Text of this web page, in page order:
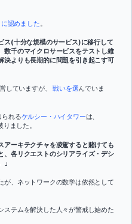
認めました
ス(十分な規模のサービス)に移行して
数千のマイクロサービスをテストし維
決よりも長期的に問題を引き起こす可
していますが、戦いを選んでいま
れるケルシー・ハイタワーは、
ました。
アーキテクチャを凌駕すると賭けても
、各リクエストのシリアライズ・デシ
が、ネットワークの数学は依然として
ステムを解決した人々が警戒し始めた